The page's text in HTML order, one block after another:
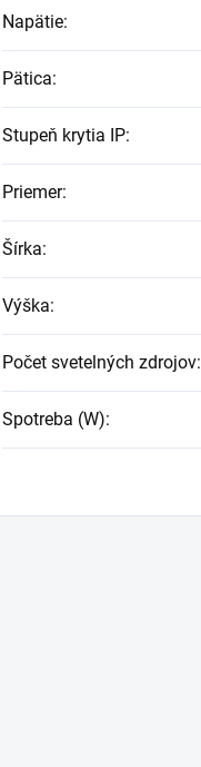
Napätie:
Pätica:
Stupeň krytia IP:
Priemer:
Šírka:
Výška:
Počet svetelných zdrojov:
Spotreba (W):